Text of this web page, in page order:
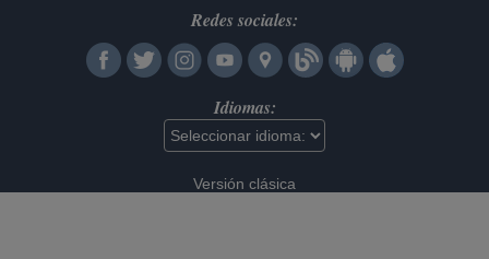
Redes sociales:
Idiomas:
Versión clásica